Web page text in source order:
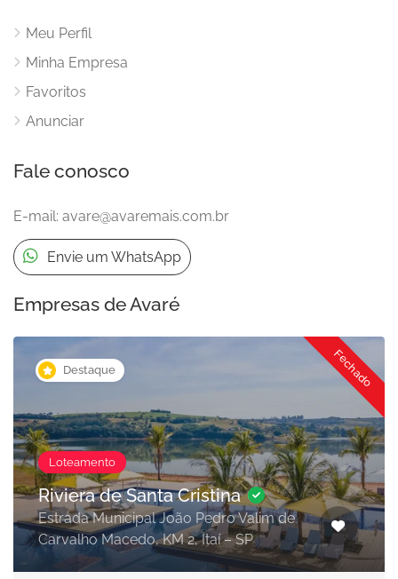
Meu Perfil
Minha Empresa
Favoritos
Anunciar
Fale conosco
E-mail: avare@avaremais.com.br
Envie um WhatsApp
Empresas de Avaré
Destaque Fechado
Loteamento
Riviera de Santa Cristina
Estrada Municipal João Pedro Valim de
Carvalho Macedo, KM 2, Itaí – SP